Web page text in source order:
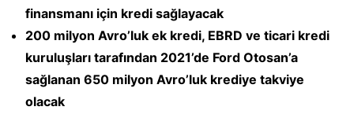
finansmanı için kredi sağlayacak
200 milyon Avro’luk ek kredi, EBRD ve ticari kredi
kuruluşları tarafından 2021’de Ford Otosan’a
sağlanan 650 milyon Avro’luk krediye takviye
olacak